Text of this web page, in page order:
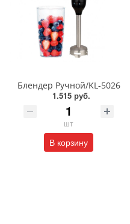
Блендер Ручной/KL-5026
1.515 руб.
шт
В корзину